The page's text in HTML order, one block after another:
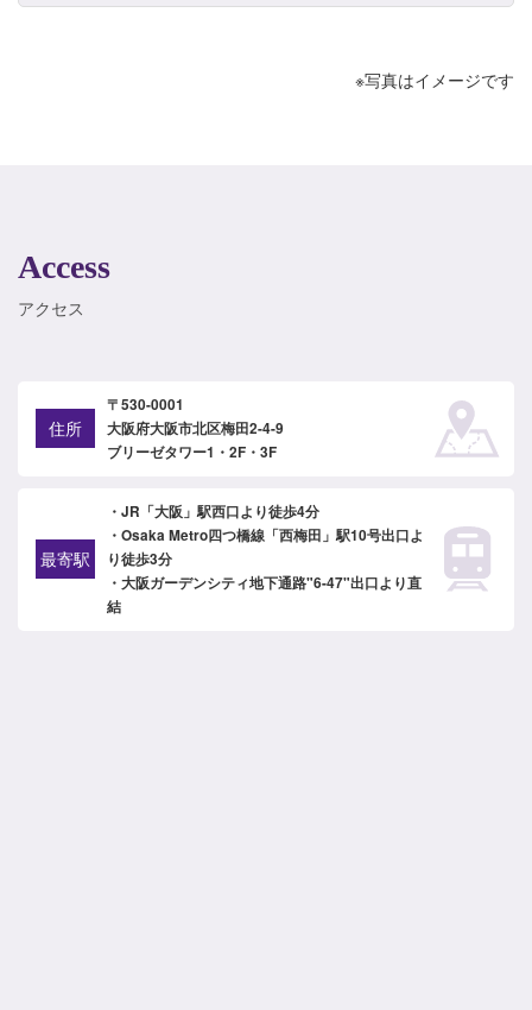
※写真はイメージです
Access
アクセス
住所
〒530-0001
大阪府大阪市北区梅田2-4-9
ブリーゼタワー1・2F・3F
最寄駅
・JR「大阪」駅西口より徒歩4分
・Osaka Metro四つ橋線「西梅田」駅10号出口よ
り徒歩3分
・大阪ガーデンシティ地下通路"6-47"出口より直
結